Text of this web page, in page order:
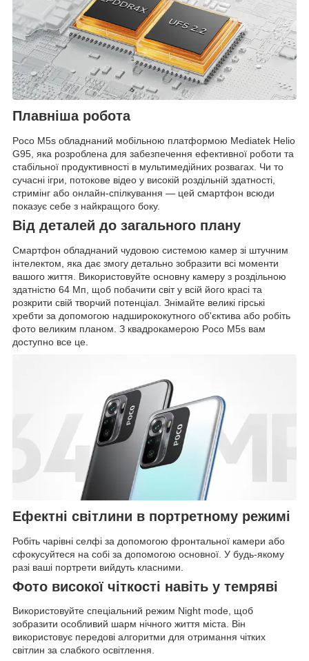
Плавніша робота
Poco M5s обладнаний мобільною платформою Mediatek Helio
G95, яка розроблена для забезпечення ефективної роботи та
стабільної продуктивності в мультимедійних розвагах. Чи то
сучасні ігри, потокове відео у високій роздільній здатності,
стримінг або онлайн-спілкування — цей смартфон всюди
показує себе з найкращого боку.
Від деталей до загального плану
Смартфон обладнаний чудовою системою камер зі штучним
інтелектом, яка дає змогу детально зобразити всі моменти
вашого життя. Використовуйте основну камеру з роздільною
здатністю 64 Мп, щоб побачити світ у всій його красі та
розкрити свій творчий потенціал. Знімайте великі гірські
хребти за допомогою надширококутного об'єктива або робіть
фото великим планом. З квадрокамерою Poco M5s вам
доступно все це.
Ефектні світлини в портретному режимі
Робіть чарівні селфі за допомогою фронтальної камери або
сфокусуйтеся на собі за допомогою основної. У будь-якому
разі ваші портрети вийдуть класними.
Фото високої чіткості навіть у темряві
Використовуйте спеціальний режим Night mode, щоб
зобразити особливий шарм нічного життя міста. Він
використовує передові алгоритми для отримання чітких
світлин за слабкого освітлення.